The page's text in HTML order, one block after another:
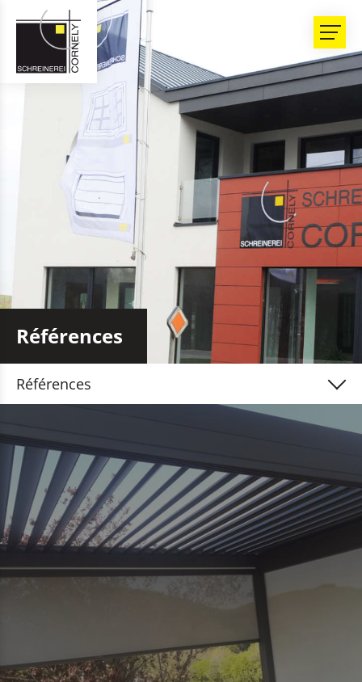
Références
Références
Fenêtres & moustiquaires
Portes intérieures & de sécurité
Meubles, escaliers & parquet
Protection solaire & abris
Fassades & terrasses en bois